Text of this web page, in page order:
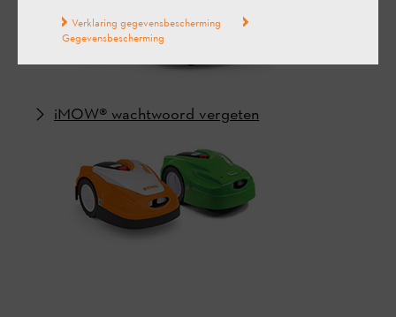
iMOW® wachtwoord vergeten
Verklaring gegevensbescherming
Gegevensbescherming